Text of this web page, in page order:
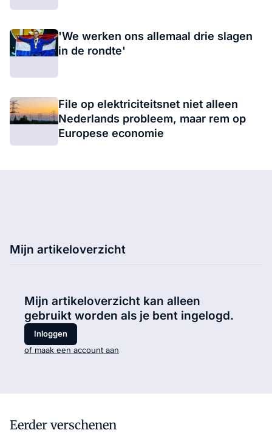
'We werken ons allemaal drie slagen
in de rondte'
File op elektriciteitsnet niet alleen
Nederlands probleem, maar rem op
Europese economie
Mijn artikeloverzicht
Mijn artikeloverzicht kan alleen
gebruikt worden als je bent ingelogd.
Inloggen
of maak een account aan
Eerder verschenen